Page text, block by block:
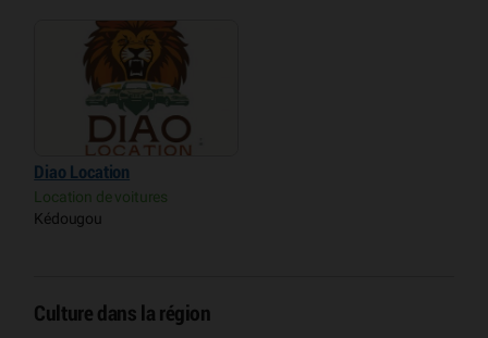
Diao Location
Location de voitures
Kédougou
Culture dans la région